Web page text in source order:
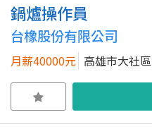
鍋爐操作員
台橡股份有限公司
月薪40000元 高雄市大社區